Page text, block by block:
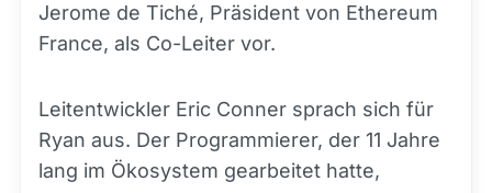
Jerome de Tiché, Präsident von Ethereum
France, als Co-Leiter vor.
Leitentwickler Eric Conner sprach sich für
Ryan aus. Der Programmierer, der 11 Jahre
lang im Ökosystem gearbeitet hatte,